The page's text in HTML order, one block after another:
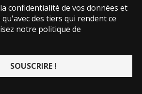
confidentialité de vos données et
des tiers qui rendent ce
notre politique de